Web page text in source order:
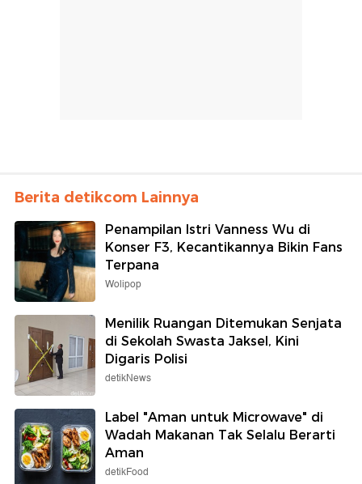
Berita detikcom Lainnya
Penampilan Istri Vanness Wu di
Konser F3, Kecantikannya Bikin Fans
Terpana
Wolipop
Menilik Ruangan Ditemukan Senjata
di Sekolah Swasta Jaksel, Kini
Digaris Polisi
detikNews
Label "Aman untuk Microwave" di
Wadah Makanan Tak Selalu Berarti
Aman
detikFood